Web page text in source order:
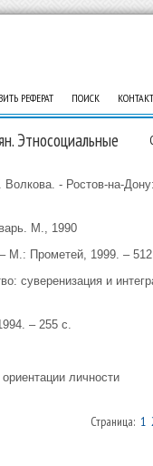
РЕФЕРАТ ПОИСК
Этносоциальные
- Ростов-на-
М., 1990
М.: Прометей, 1999. –
суверенизация и
– 255 с.
личности
Страница: 1